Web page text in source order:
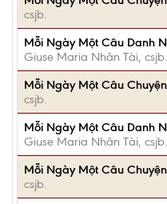
csjb.
Mỗi Ngày Một Câu Danh
Giuse Maria Nhân Tài, csjb.
Mỗi Ngày Một Câu Chuyện
csjb.
Mỗi Ngày Một Câu Danh
Giuse Maria Nhân Tài, csjb.
Mỗi Ngày Một Câu Chuyện
csjb.